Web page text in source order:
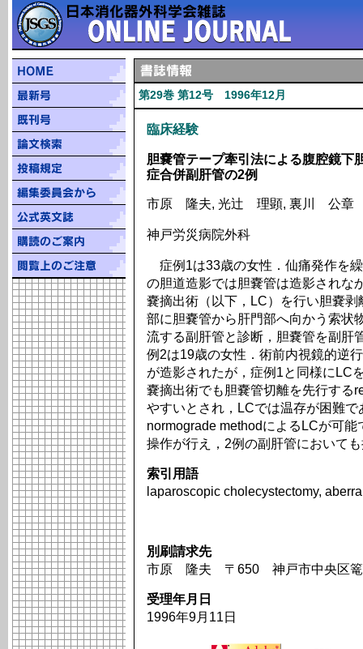
第29巻 第12号 1996年12月
臨床経験
胆嚢管テープ牽引法による腹腔鏡下
症合併副肝管の2例
市原 隆夫, 光辻 理顕, 裏川 公章
神戸労災病院外科
症例1は33歳の女性．仙痛発作を
の胆道造影では胆嚢管は造影されな
嚢摘出術（以下，LC）を行い胆嚢
部に胆嚢管から肝門部へ向かう索状
流する副肝管と診断，胆嚢管を副肝
例2は19歳の女性．術前内視鏡的逆
が造影されたが，症例1と同様にLC
嚢摘出術でも胆嚢管切離を先行する
やすいとされ，LCでは温存が困難
normograde methodによるLCが可
操作が行え，2例の副肝管において
索引用語
laparoscopic cholecystectomy,
別刷請求先
市原 隆夫 〒650 神戸市中央区篭
受理年月日
1996年9月11日